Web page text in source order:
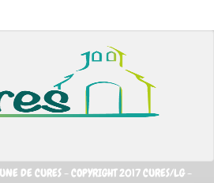
DE CURES - COPYRIGHT 2017 CURES/LG -